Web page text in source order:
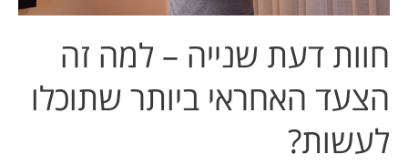
חוות דעת שנייה – למה זה
הצעד האחראי ביותר שתוכלו
לעשות?
לעשות?